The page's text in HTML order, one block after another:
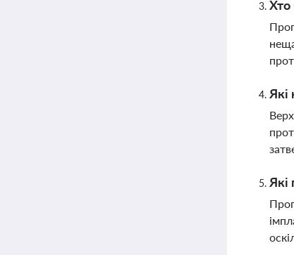
Хто
Які
Які